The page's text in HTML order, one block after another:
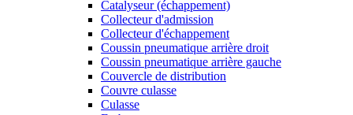
Catalyseur (échappement)
Collecteur d'admission
Collecteur d'échappement
Coussin pneumatique arrière droit
Coussin pneumatique arrière gauche
Couvercle de distribution
Couvre culasse
Culasse